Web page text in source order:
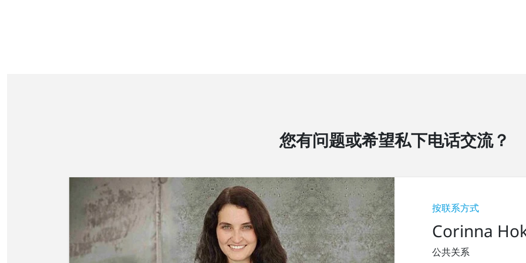
您有问题或希望私下电话交流？
按联系方式
Corinna
公共关系